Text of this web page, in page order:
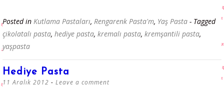
Posted in Kutlama Pastaları, Rengarenk Pasta'm, Yaş Pasta - Tagged
çikolatalı pasta, hediye pasta, kremalı pasta, kremşantili pasta,
yaşpasta
Hediye Pasta
11 Aralık 2012 Leave a comment